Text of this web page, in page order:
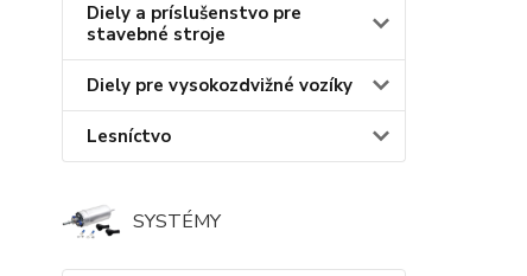
Diely a príslušenstvo pre
stavebné stroje
Diely pre vysokozdvižné vozíky
Lesníctvo
SYSTÉMY